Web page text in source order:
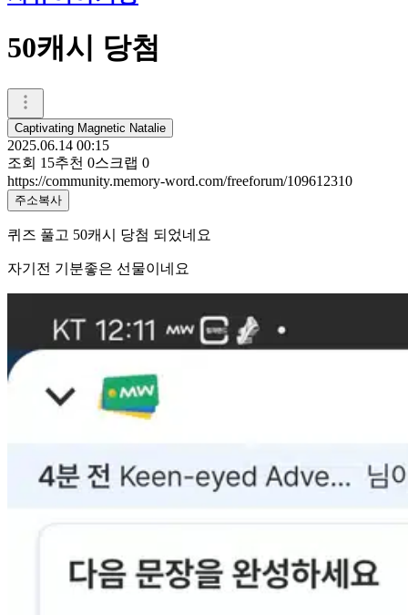
50캐시 당첨
Captivating Magnetic Natalie
2025.06.14 00:15
조회 15추천 0스크랩 0
https://community.memory-word.com/freeforum/109612310
주소복사
퀴즈 풀고 50캐시 당첨 되었네요
자기전 기분좋은 선물이네요